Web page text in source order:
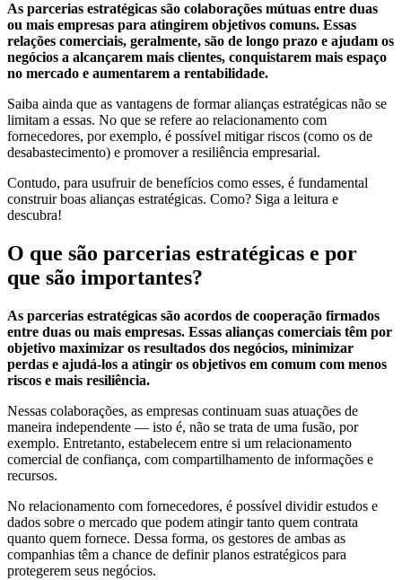
As parcerias estratégicas são colaborações mútuas entre duas
ou mais empresas para atingirem objetivos comuns. Essas
relações comerciais, geralmente, são de longo prazo e ajudam os
negócios a alcançarem mais clientes, conquistarem mais espaço
no mercado e aumentarem a rentabilidade.
Saiba ainda que as vantagens de formar alianças estratégicas não se
limitam a essas. No que se refere ao relacionamento com
fornecedores, por exemplo, é possível mitigar riscos (como os de
desabastecimento) e promover a resiliência empresarial.
Contudo, para usufruir de benefícios como esses, é fundamental
construir boas alianças estratégicas. Como? Siga a leitura e
descubra!
O que são parcerias estratégicas e por
que são importantes?
As parcerias estratégicas são acordos de cooperação firmados
entre duas ou mais empresas. Essas alianças comerciais têm por
objetivo maximizar os resultados dos negócios, minimizar
perdas e ajudá-los a atingir os objetivos em comum com menos
riscos e mais resiliência.
Nessas colaborações, as empresas continuam suas atuações de
maneira independente — isto é, não se trata de uma fusão, por
exemplo. Entretanto, estabelecem entre si um relacionamento
comercial de confiança, com compartilhamento de informações e
recursos.
No relacionamento com fornecedores, é possível dividir estudos e
dados sobre o mercado que podem atingir tanto quem contrata
quanto quem fornece. Dessa forma, os gestores de ambas as
companhias têm a chance de definir planos estratégicos para
protegerem seus negócios.